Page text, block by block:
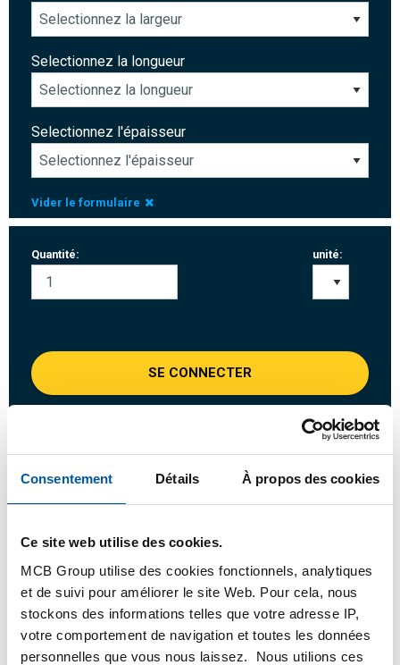
Consentement Détails À propos des cookies
Ce site web utilise des cookies.
MCB Group utilise des cookies fonctionnels, analytiques
et de suivi pour améliorer le site Web. Pour cela, nous
stockons des informations telles que votre adresse IP,
votre comportement de navigation et toutes les données
personnelles que vous nous laissez. Nous utilions ces
Selectionnez la longueur
Selectionnez l'épaisseur
Vider le formulaire
Quantité: unité:
SE CONNECTER
Veuillez vous connecter afin de pouvoir passer
Commandez avec vos propres numéros d’articles
Suivez votre commande avec Track&Trace
Produit Description du produit Liste de prix brut